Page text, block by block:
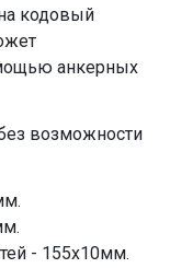
кодовый
анкерных
возможности
- 155х10мм.